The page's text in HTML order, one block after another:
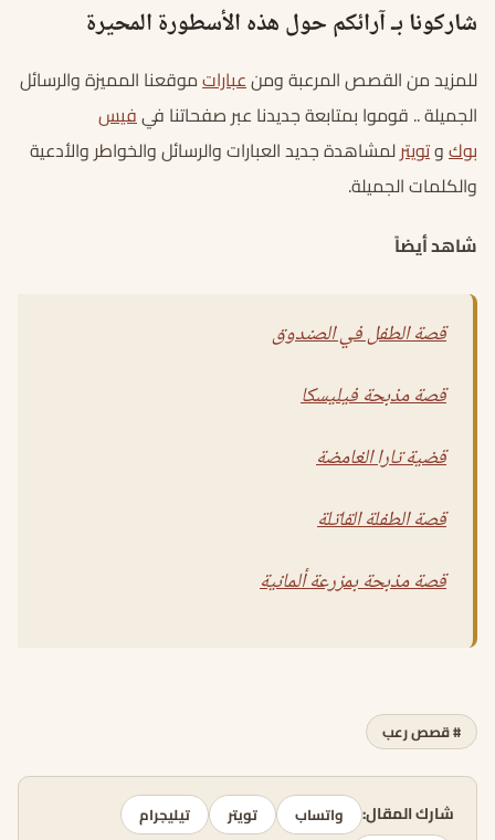
شاركونا بـ آرائكم حول هذه الأسطورة المحيرة
للمزيد من القصص المرعبة ومنعباراتموقعنا المميزة والرسائل
الجميلة .. قوموا بمتابعة جديدنا عبر صفحاتنا فيفيس
بوكوتويترلمشاهدة جديد العبارات والرسائل والخواطر والأدعية
والكلمات الجميلة.
شاهد أيضاً
قصة الطفل في الصندوق
قصة مذبحة فيليسكا
قضية تارا الغامضة
قصة الطفلة القاتلة
قصة مذبحة بمزرعة ألمانية
# قصص رعب
شارك المقال: واتساب تويتر
تيليجرام